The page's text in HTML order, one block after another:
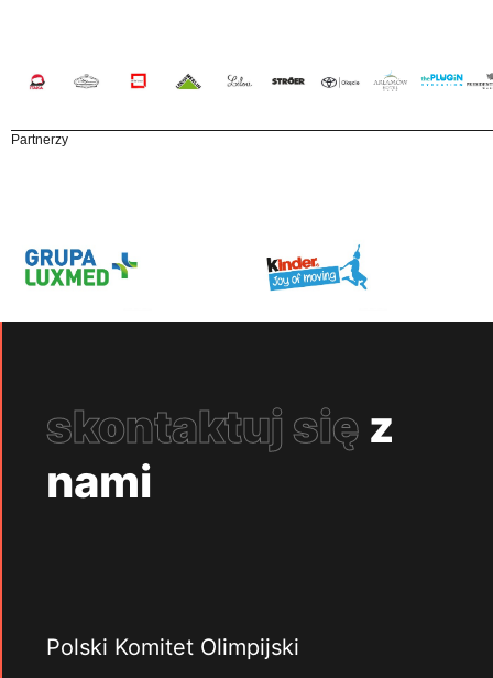
Partnerzy
skontaktuj się z
nami
Polski Komitet Olimpijski